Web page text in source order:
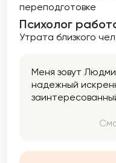
переподготовке
Психолог
Утрата близкого
Меня зовут
надежный
тревоги,